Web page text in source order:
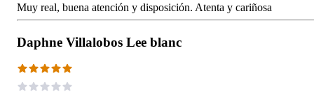
Muy real, buena atención y disposición. Atenta y cariñosa
Daphne Villalobos Lee blanc